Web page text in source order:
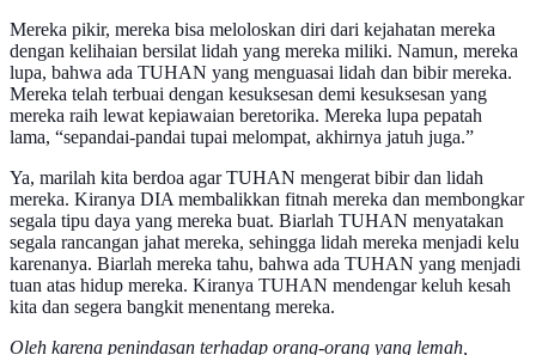
Mereka pikir, mereka bisa meloloskan diri dari kejahatan mereka
dengan kelihaian bersilat lidah yang mereka miliki. Namun, mereka
lupa, bahwa ada TUHAN yang menguasai lidah dan bibir mereka.
Mereka telah terbuai dengan kesuksesan demi kesuksesan yang
mereka raih lewat kepiawaian beretorika. Mereka lupa pepatah
lama, “sepandai-pandai tupai melompat, akhirnya jatuh juga.”
Ya, marilah kita berdoa agar TUHAN mengerat bibir dan lidah
mereka. Kiranya DIA membalikkan fitnah mereka dan membongkar
segala tipu daya yang mereka buat. Biarlah TUHAN menyatakan
segala rancangan jahat mereka, sehingga lidah mereka menjadi kelu
karenanya. Biarlah mereka tahu, bahwa ada TUHAN yang menjadi
tuan atas hidup mereka. Kiranya TUHAN mendengar keluh kesah
kita dan segera bangkit menentang mereka.
Oleh karena penindasan terhadap orang-orang yang lemah,